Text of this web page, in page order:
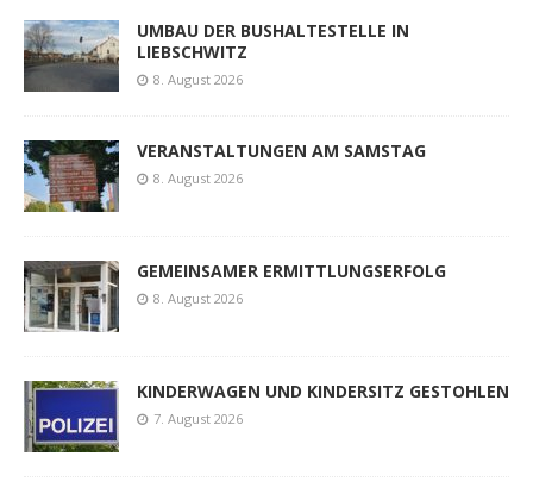
UMBAU DER BUSHALTESTELLE IN
LIEBSCHWITZ
8. August 2026
VERANSTALTUNGEN AM SAMSTAG
8. August 2026
GEMEINSAMER ERMITTLUNGSERFOLG
8. August 2026
KINDERWAGEN UND KINDERSITZ GESTOHLEN
7. August 2026